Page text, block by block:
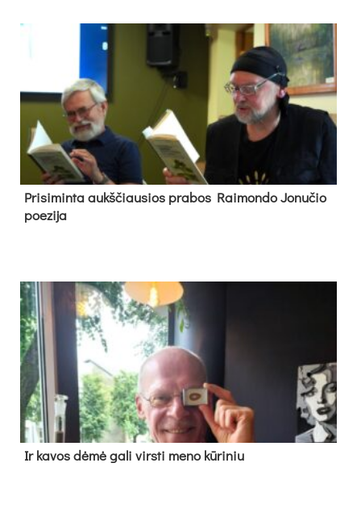
Pri­si­min­ta aukš­čiau­sios pra­bos Rai­mon­do Jo­nu­čio
poe­zi­ja
Ir ka­vos dė­mė ga­li virs­ti me­no kū­ri­niu